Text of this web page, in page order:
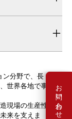
お問い合わせ
ン分野で、長
世界各地で事
現場の生産性
来を支えま